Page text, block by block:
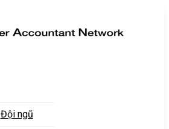
Đội ngũ